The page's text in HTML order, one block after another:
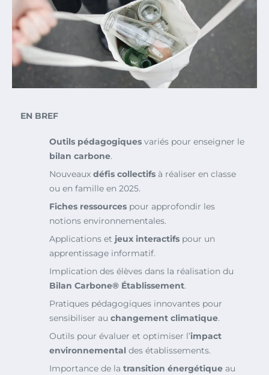
EN BREF
Outils pédagogiques variés pour enseigner le
bilan carbone.
Nouveaux défis collectifs à réaliser en classe
ou en famille en 2025.
Fiches ressources pour approfondir les
notions environnementales.
Applications et jeux interactifs pour un
apprentissage informatif.
Implication des élèves dans la réalisation du
Bilan Carbone® Établissement.
Pratiques pédagogiques innovantes pour
sensibiliser au changement climatique.
Outils pour évaluer et optimiser l’impact
environnemental des établissements.
Importance de la transition énergétique au